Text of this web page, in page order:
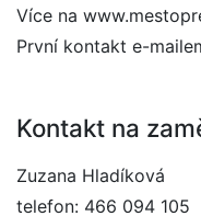
Více na
První kontakt e-
Kontakt na
Zuzana Hladíková
telefon: 466 094 105